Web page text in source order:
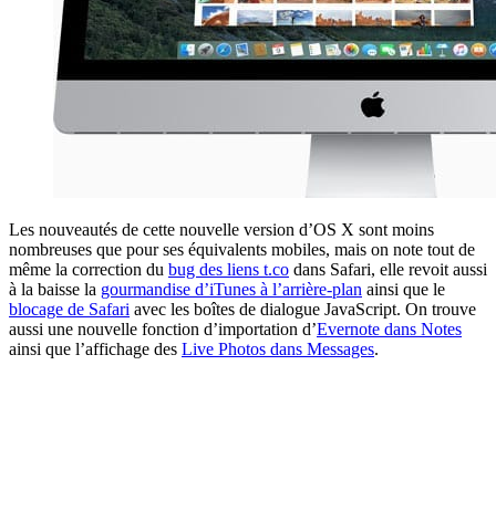
Les nouveautés de cette nouvelle version d’OS X sont moins
nombreuses que pour ses équivalents mobiles, mais on note tout de
même la correction du bug des liens t.co dans Safari, elle revoit aussi
à la baisse la gourmandise d’iTunes à l’arrière-plan ainsi que le
blocage de Safari avec les boîtes de dialogue JavaScript. On trouve
aussi une nouvelle fonction d’importation d’Evernote dans Notes
ainsi que l’affichage des Live Photos dans Messages.